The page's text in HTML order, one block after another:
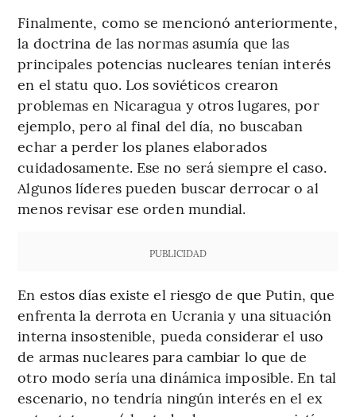
Finalmente, como se mencionó anteriormente,
la doctrina de las normas asumía que las
principales potencias nucleares tenían interés
en el statu quo. Los soviéticos crearon
problemas en Nicaragua y otros lugares, por
ejemplo, pero al final del día, no buscaban
echar a perder los planes elaborados
cuidadosamente. Ese no será siempre el caso.
Algunos líderes pueden buscar derrocar o al
menos revisar ese orden mundial.
PUBLICIDAD
En estos días existe el riesgo de que Putin, que
enfrenta la derrota en Ucrania y una situación
interna insostenible, pueda considerar el uso
de armas nucleares para cambiar lo que de
otro modo sería una dinámica imposible. En tal
escenario, no tendría ningún interés en el ex